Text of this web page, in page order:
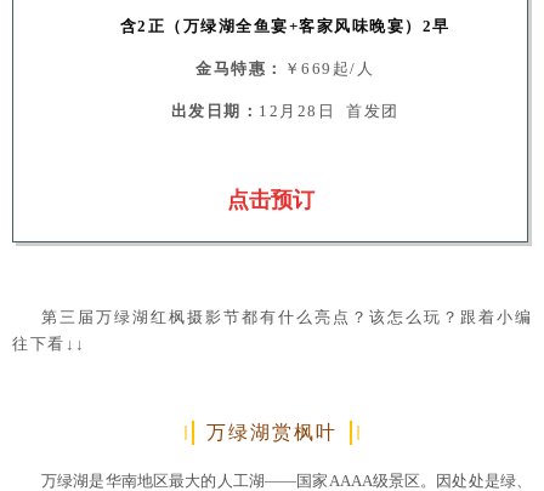
含2正（万绿湖全鱼宴+客家风味晚宴）2早
金马特惠： ￥669起/人
出发日期： 12月28日 首发团
点击预订
第三届万绿湖红枫摄影节都有什么亮点？该怎么玩？跟着小编
往下看↓↓
万绿湖赏枫叶
万绿湖是华南地区最大的人工湖——国家AAAA级景区。因处处是绿、